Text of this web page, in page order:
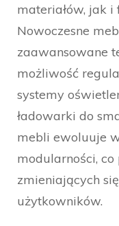
materiałów, jak
Nowoczesne
zaawansowane
możliwość
systemy
ładowarki do
mebli ewoluuje
modularności,
zmieniających
użytkowników.